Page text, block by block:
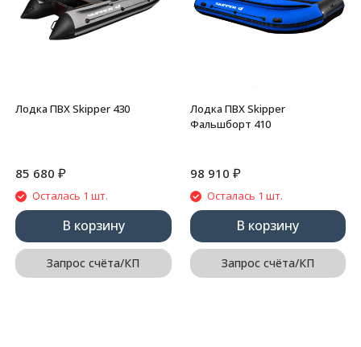
Лодка ПВХ Skipper 430
85 680 ₽
Осталась 1 шт.
В корзину
Запрос счёта/КП
Лодка ПВХ Skipper
Фальшборт 410
98 910 ₽
Осталась 1 шт.
В корзину
Запрос счёта/КП